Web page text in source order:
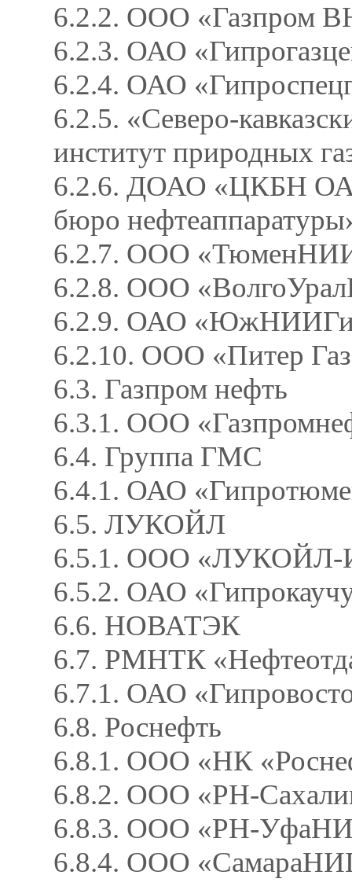
6.2.2. ООО «Газпром
6.2.3. ОАО
6.2.4. ОАО
6.2.5. «Северо-
институт природных
6.2.6. ДОАО «ЦКБН ОАО
бюро
6.2.7. ООО
6.2.8. ООО
6.2.9. ОАО
6.2.10. ООО «Питер
6.3. Газпром нефть
6.3.1. ООО
6.4. Группа ГМС
6.4.1. ОАО
6.5. ЛУКОЙЛ
6.5.1. ООО «ЛУКОЙЛ-
6.5.2. ОАО
6.6. НОВАТЭК
6.7. РМНТК
6.7.1. ОАО
6.8. Роснефть
6.8.1. ООО «НК
6.8.2. ООО «РН-
6.8.3. ООО «РН-
6.8.4. ООО